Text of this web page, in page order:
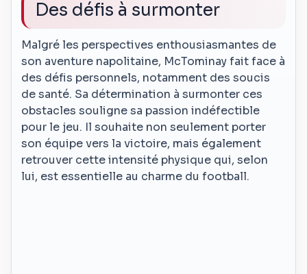
Des défis à surmonter
Malgré les perspectives enthousiasmantes de
son aventure napolitaine, McTominay fait face à
des défis personnels, notamment des soucis
de santé. Sa détermination à surmonter ces
obstacles souligne sa passion indéfectible
pour le jeu. Il souhaite non seulement porter
son équipe vers la victoire, mais également
retrouver cette intensité physique qui, selon
lui, est essentielle au charme du football.